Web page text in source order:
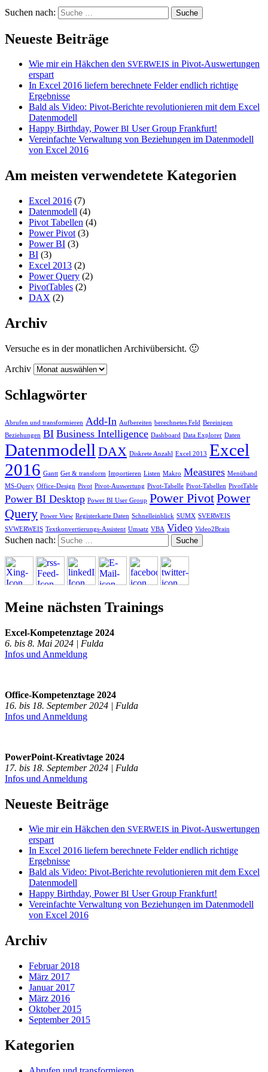
Suchen nach:
Neueste Beiträge
Wie mir ein Häkchen den SVERWEIS in Pivot-Auswertungen
erspart
In Excel 2016 liefern berechnete Felder endlich richtige
Ergebnisse
Bald als Video: Pivot-Berichte revolutionieren mit dem Excel
Datenmodell
Happy Birthday, PowerBI User Group Frankfurt!
Vereinfachte Verwaltung von Beziehungen im Datenmodell
von Excel 2016
Am meisten verwendetete Kategorien
Excel 2016 (7)
Datenmodell (4)
Pivot Tabellen (4)
Power Pivot (3)
Power BI (3)
BI (3)
Excel 2013 (2)
Power Query (2)
PivotTables (2)
DAX (2)
Archiv
Versuche es in der monatlichen Archivübersicht. 🙂
Archiv
Schlagwörter
Abrufen und transformieren Add-In Aufbereiten berechnetes Feld Bereinigen
Beziehungen BI Business Intelligence Dashboard Data Explorer Daten
Datenmodell DAX Diskrete Anzahl Excel 2013 Excel
2016 Gantt Get & transform Importieren Listen Makro Measures Menüband
MS-Query Office-Design Pivot Pivot-Auswertung Pivot-Tabelle Pivot-Tabellen PivotTable
Power BI Desktop Power BI User Group Power PivotPower
Query Power View Registerkarte Daten Schnelleinblick SUMX SVERWEIS
SVWERWEIS Textkonvertierungs-Assistent Umsatz VBA Video Video2Brain
Suchen nach:
Meine nächsten Trainings
Excel-Kompetenztage 2024
6. bis 8. Mai 2024 | Fulda
Infos und Anmeldung
Office-Kompetenztage 2024
16. bis 18. September 2024 | Fulda
Infos und Anmeldung
PowerPoint-Kreativtage 2024
17. bis 18. September 2024 | Fulda
Infos und Anmeldung
Neueste Beiträge
Wie mir ein Häkchen den SVERWEIS in Pivot-Auswertungen
erspart
In Excel 2016 liefern berechnete Felder endlich richtige
Ergebnisse
Bald als Video: Pivot-Berichte revolutionieren mit dem Excel
Datenmodell
Happy Birthday, PowerBI User Group Frankfurt!
Vereinfachte Verwaltung von Beziehungen im Datenmodell
von Excel 2016
Archiv
Februar 2018
März 2017
Januar 2017
März 2016
Oktober 2015
September 2015
Kategorien